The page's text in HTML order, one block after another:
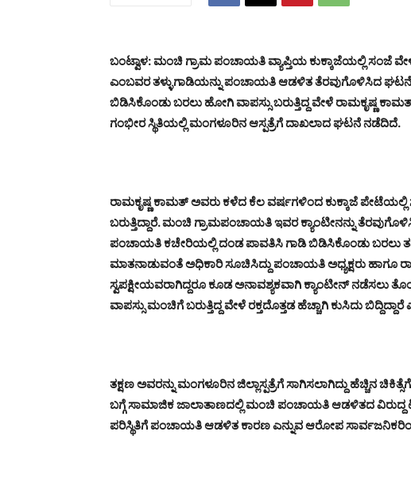
ಬಂಟ್ವಾಳ: ಮಂಚಿ ಗ್ರಾಮ ಪಂಚಾಯತಿ ವ್ಯಾಪ್ತಿಯ ಕುಕ್ಕಾಜೆಯಲ್ಲಿ ಸಂಜೆ
ಎಂಬವರ ತಳ್ಳುಗಾಡಿಯನ್ನು ಪಂಚಾಯತಿ ಆಡಳಿತ ತೆರವುಗೊಳಿಸಿದ
ಬಿಡಿಸಿಕೊಂಡು ಬರಲು ಹೋಗಿ ವಾಪಸ್ಸು ಬರುತ್ತಿದ್ದ ವೇಳೆ ರಾಮಕೃಷ್ಣ
ಗಂಭೀರ ಸ್ಥಿತಿಯಲ್ಲಿ ಮಂಗಳೂರಿನ ಆಸ್ಪತ್ರೆಗೆ ದಾಖಲಾದ ಘಟನೆ ನಡೆದಿದೆ.
ರಾಮಕೃಷ್ಣ ಕಾಮತ್ ಅವರು ಕಳೆದ ಕೆಲ ವರ್ಷಗಳಿಂದ ಕುಕ್ಕಾಜೆ ಪೇಟೆಯಲ್ಲಿ
ಬರುತ್ತಿದ್ದಾರೆ. ಮಂಚಿ ಗ್ರಾಮಪಂಚಾಯತಿ ಇವರ ಕ್ಯಾಂಟೀನನ್ನು
ಪಂಚಾಯತಿ ಕಚೇರಿಯಲ್ಲಿ ದಂಡ ಪಾವತಿಸಿ ಗಾಡಿ ಬಿಡಿಸಿಕೊಂಡು ಬರಲು
ಮಾತನಾಡುವಂತೆ ಅಧಿಕಾರಿ ಸೂಚಿಸಿದ್ದು ಪಂಚಾಯತಿ ಅಧ್ಯಕ್ಷರು ಹಾಗೂ
ಸ್ವಪಕ್ಷೀಯವರಾಗಿದ್ದರೂ ಕೂಡ ಅನಾವಶ್ಯಕವಾಗಿ ಕ್ಯಾಂಟೀನ್ ನಡೆಸಲು
ವಾಪಸ್ಸು ಮಂಚಿಗೆ ಬರುತ್ತಿದ್ದ ವೇಳೆ ರಕ್ತದೊತ್ತಡ ಹೆಚ್ಚಾಗಿ ಕುಸಿದು ಬಿದ್ದಿದ್ದಾರೆ
ತಕ್ಷಣ ಅವರನ್ನು ಮಂಗಳೂರಿನ ಜಿಲ್ಲಾಸ್ಪತ್ರೆಗೆ ಸಾಗಿಸಲಾಗಿದ್ದು ಹೆಚ್ಚಿನ
ಬಗ್ಗೆ ಸಾಮಾಜಿಕ ಜಾಲಾತಾಣದಲ್ಲಿ ಮಂಚಿ ಪಂಚಾಯತಿ ಆಡಳಿತದ ವಿರುದ್ದ
ಪರಿಸ್ಥಿತಿಗೆ ಪಂಚಾಯತಿ ಆಡಳಿತ ಕಾರಣ ಎನ್ನುವ ಆರೋಪ